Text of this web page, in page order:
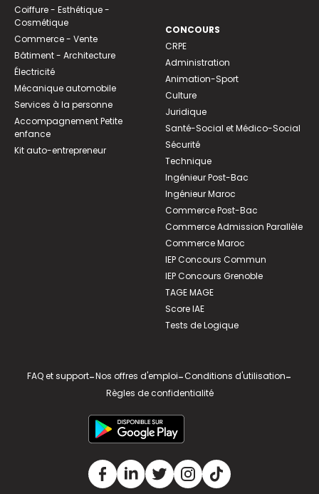
Coiffure - Esthétique -
Cosmétique
Commerce - Vente
Bâtiment - Architecture
Électricité
Mécanique automobile
Services à la personne
Accompagnement Petite
enfance
Kit auto-entrepreneur
CONCOURS
CRPE
Administration
Animation-Sport
Culture
Juridique
Santé-Social et Médico-Social
Sécurité
Technique
Ingénieur Post-Bac
Ingénieur Maroc
Commerce Post-Bac
Commerce Admission Parallèle
Commerce Maroc
IEP Concours Commun
IEP Concours Grenoble
TAGE MAGE
Score IAE
Tests de Logique
FAQ et support-Nos offres d'emploi-Conditions d'utilisation-
Règles de confidentialité